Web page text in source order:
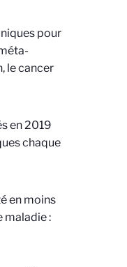
pour
le cancer
en 2019
chaque
en moins
maladie :